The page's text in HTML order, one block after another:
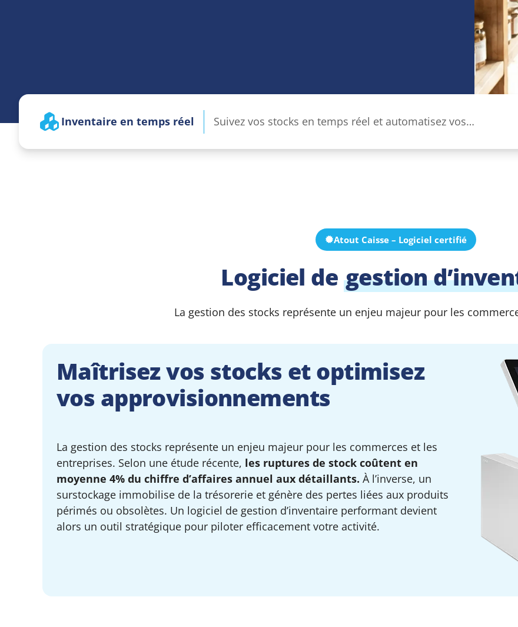
Inventaire en temps réel
Suivez vos stocks en temps réel et automatisez vos
Atout Caisse – Logiciel certifié
Logiciel de gestion
La gestion des stocks représente un enjeu majeur pour les
Maîtrisez vos stocks et optimisez
vos approvisionnements
La gestion des stocks représente un enjeu majeur pour les commerces et les
entreprises. Selon une étude récente, les ruptures de stock coûtent en
moyenne 4% du chiffre d’affaires annuel aux détaillants. À l’inverse, un
surstockage immobilise de la trésorerie et génère des pertes liées aux produits
périmés ou obsolètes. Un logiciel de gestion d’inventaire performant devient
alors un outil stratégique pour piloter efficacement votre activité.